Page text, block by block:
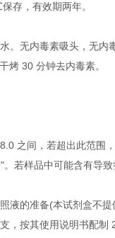
存，有效期两年。
。无内毒素吸头，无内
烤 30 分钟去内毒素。
之间，若超出此范围
。若样品中可能含有导
液的准备(本试剂盒不
，按其使用说明书配